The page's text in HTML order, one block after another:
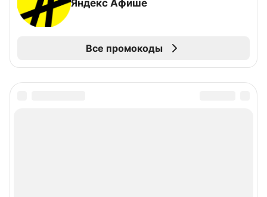
Яндекс Афише
Все промокоды